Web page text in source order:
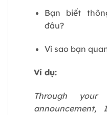
Bạn biết
đâu?
Vì sao bạn
Ví dụ:
Through your